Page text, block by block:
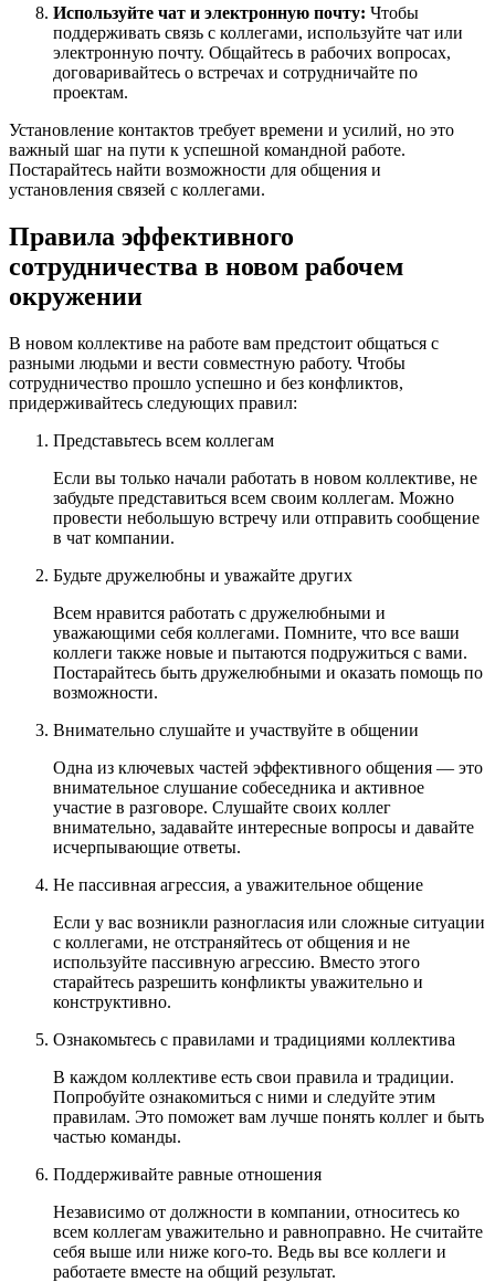
Используйте чат и электронную почту: Чтобы
поддерживать связь с коллегами, используйте чат или
электронную почту. Общайтесь в рабочих вопросах,
договаривайтесь о встречах и сотрудничайте по
проектам.
Установление контактов требует времени и усилий, но это
важный шаг на пути к успешной командной работе.
Постарайтесь найти возможности для общения и
установления связей с коллегами.
Правила эффективного
сотрудничества в новом рабочем
окружении
В новом коллективе на работе вам предстоит общаться с
разными людьми и вести совместную работу. Чтобы
сотрудничество прошло успешно и без конфликтов,
придерживайтесь следующих правил:
Представьтесь всем коллегам
Если вы только начали работать в новом коллективе, не
забудьте представиться всем своим коллегам. Можно
провести небольшую встречу или отправить сообщение
в чат компании.
Будьте дружелюбны и уважайте других
Всем нравится работать с дружелюбными и
уважающими себя коллегами. Помните, что все ваши
коллеги также новые и пытаются подружиться с вами.
Постарайтесь быть дружелюбными и оказать помощь по
возможности.
Внимательно слушайте и участвуйте в общении
Одна из ключевых частей эффективного общения — это
внимательное слушание собеседника и активное
участие в разговоре. Слушайте своих коллег
внимательно, задавайте интересные вопросы и давайте
исчерпывающие ответы.
Не пассивная агрессия, а уважительное общение
Если у вас возникли разногласия или сложные ситуации
с коллегами, не отстраняйтесь от общения и не
используйте пассивную агрессию. Вместо этого
старайтесь разрешить конфликты уважительно и
конструктивно.
Ознакомьтесь с правилами и традициями коллектива
В каждом коллективе есть свои правила и традиции.
Попробуйте ознакомиться с ними и следуйте этим
правилам. Это поможет вам лучше понять коллег и быть
частью команды.
Поддерживайте равные отношения
Независимо от должности в компании, относитесь ко
всем коллегам уважительно и равноправно. Не считайте
себя выше или ниже кого-то. Ведь вы все коллеги и
работаете вместе на общий результат.